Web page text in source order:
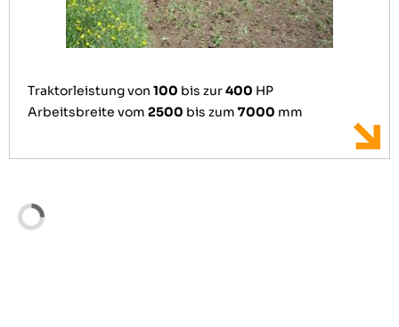
Traktorleistung von 100 bis zur400 HP
Arbeitsbreite vom 2500 bis zum 7000 mm